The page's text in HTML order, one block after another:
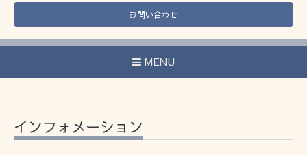
お問い合わせ
MENU
インフォメーション